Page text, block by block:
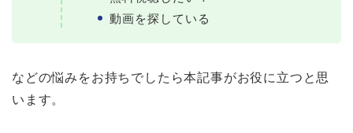
動画を探している
などの悩みをお持ちでしたら本記事がお役に立つと思
います。